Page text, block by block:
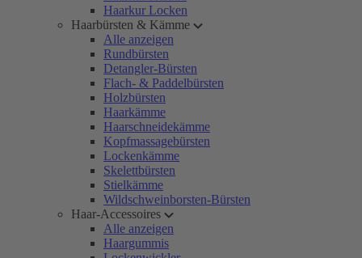
Haarkur Locken
Haarbürsten & Kämme
Alle anzeigen
Rundbürsten
Detangler-Bürsten
Flach- & Paddelbürsten
Holzbürsten
Haarkämme
Haarschneidekämme
Kopfmassagebürsten
Lockenkämme
Skelettbürsten
Stielkämme
Wildschweinborsten-Bürsten
Haar-Accessoires
Alle anzeigen
Haargummis